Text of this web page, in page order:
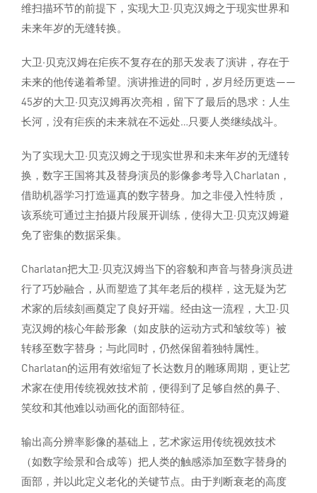
维扫描环节的前提下，实现大卫·贝克汉姆之于现实世界和
未来年岁的无缝转换。
大卫·贝克汉姆在疟疾不复存在的那天发表了演讲，存在于
未来的他传递着希望。演讲推进的同时，岁月经历更迭——
45岁的大卫·贝克汉姆再次亮相，留下了最后的恳求：人生
长河，没有疟疾的未来就在不远处…只要人类继续战斗。
为了实现大卫·贝克汉姆之于现实世界和未来年岁的无缝转
换，数字王国将其及替身演员的影像参考导入Charlatan，
借助机器学习打造逼真的数字替身。加之非侵入性特质，
该系统可通过主拍摄片段展开训练，使得大卫·贝克汉姆避
免了密集的数据采集。
Charlatan把大卫·贝克汉姆当下的容貌和声音与替身演员进
行了巧妙融合，从而塑造了其年老后的模样，这无疑为艺
术家的后续刻画奠定了良好开端。经由这一流程，大卫·贝
克汉姆的核心年龄形象（如皮肤的运动方式和皱纹等）被
转移至数字替身；与此同时，仍然保留着独特属性。
Charlatan的运用有效缩短了长达数月的雕琢周期，更让艺
术家在使用传统视效技术前，便得到了足够自然的鼻子、
笑纹和其他难以动画化的面部特征。
输出高分辨率影像的基础上，艺术家运用传统视效技术
（如数字绘景和合成等）把人类的触感添加至数字替身的
面部，并以此定义老化的关键节点。由于判断衰老的高度